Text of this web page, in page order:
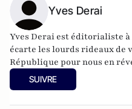
Yves Derai
Yves Derai est éditorialiste
écarte les lourds rideaux de
République pour nous en
SUIVRE